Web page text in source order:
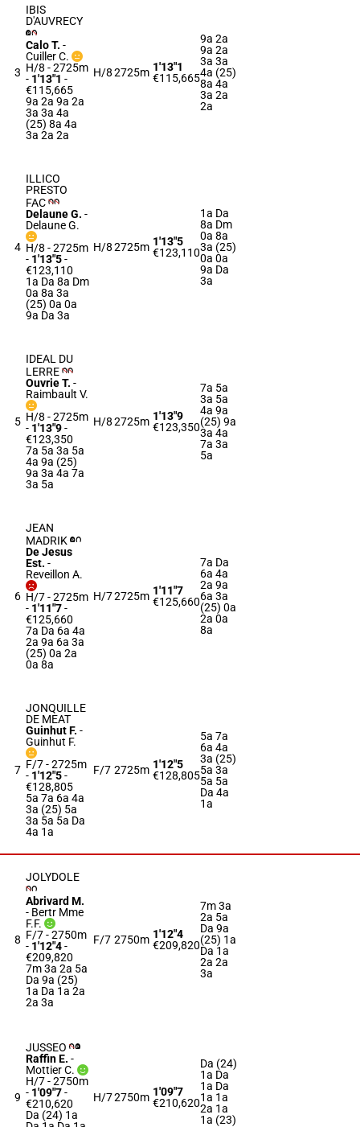
3
IBIS
D'AUVRECY
Calo T. -
Cuiller C.
H/8 - 2725m
- 1'13"1 -
€115,665
9a 2a 9a 2a
3a 3a 4a
(25) 8a 4a
3a 2a 2a
H/82725m 1'13"1
€115,665
9a 2a
9a 2a
3a 3a
4a (25)
8a 4a
3a 2a
2a
4
ILLICO
PRESTO
FAC
Delaune G. -
Delaune G.
H/8 - 2725m
- 1'13"5-
€123,110
1a Da 8a Dm
0a 8a 3a
(25) 0a 0a
9a Da 3a
H/82725m 1'13"5
€123,110
1a Da
8a Dm
0a 8a
3a (25)
0a 0a
9a Da
3a
5
IDEAL DU
LERRE
Ouvrie T. -
Raimbault V.
H/8 - 2725m
- 1'13"9-
€123,350
7a 5a 3a 5a
4a 9a (25)
9a 3a 4a 7a
3a 5a
H/82725m 1'13"9
€123,350
7a 5a
3a 5a
4a 9a
(25) 9a
3a 4a
7a 3a
5a
6
JEAN
MADRIK
De Jesus
Est. -
Reveillon A.
H/7 - 2725m
- 1'11"7-
€125,660
7a Da 6a 4a
2a 9a 6a 3a
(25) 0a 2a
0a 8a
H/72725m 1'11"7
€125,660
7a Da
6a 4a
2a 9a
6a 3a
(25) 0a
2a 0a
8a
7
JONQUILLE
DE MEAT
Guinhut F. -
Guinhut F.
F/7 - 2725m
- 1'12"5-
€128,805
5a 7a 6a 4a
3a (25) 5a
3a 5a 5a Da
4a 1a
F/7 2725m 1'12"5
€128,805
5a 7a
6a 4a
3a (25)
5a 3a
5a 5a
Da 4a
1a
8
JOLYDOLE
Abrivard M.
- Bertr Mme
F.F.
F/7 - 2750m
- 1'12"4-
€209,820
7m 3a 2a 5a
Da 9a (25)
1a Da 1a 2a
2a 3a
F/7 2750m 1'12"4
€209,820
7m 3a
2a 5a
Da 9a
(25) 1a
Da 1a
2a 2a
3a
9
JUSSEO
Raffin E. -
Mottier C.
H/7 - 2750m
- 1'09"7-
€210,620
Da (24) 1a
H/72750m 1'09"7
€210,620
Da (24)
1a Da
1a Da
1a 1a
2a 1a
1a (23)